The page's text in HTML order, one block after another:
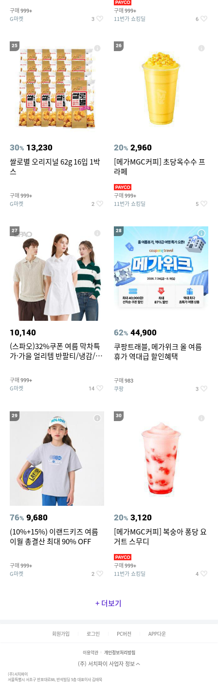
티커 세트
구매 999+
G마켓 3
구매 999+
11번가 쇼킹딜 6
25
30% 13,230
쌀로별 오리지널 62g 16입 1박
스
구매 999+
G마켓 2
26
20% 2,960
[메가MGC커피] 초당옥수수 프
라페
구매 999+
11번가 쇼킹딜 5
27
10,140
(스파오)32%쿠폰 여름 막차특
가·가을 얼리템 반팔티/냉감/반
건 외 ~74%OFF
구매 999+
G마켓 14
28
62% 44,900
쿠팡트래블, 메가위크 올 여름
휴가 역대급 할인혜택
구매 983
쿠팡 3
29
76% 9,680
(10%+15%) 이랜드키즈 여름
이월 총결산 최대 90% OFF
구매 999+
G마켓 2
30
20% 3,120
[메가MGC커피] 복숭아 퐁당 요
거트 스무디
구매 999+
11번가 쇼킹딜 4
+ 더보기
회원가입 로그인 PC버전 APP다운
이용약관 개인정보처리방침
(주) 서치파이 사업자 정보
(주)서치파이
서울특별시 서초구 반포대로88, 반석빌딩 5층 대표이사 김태묵